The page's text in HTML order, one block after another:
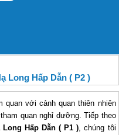
Long Hấp Dẫn ( P2 )
quan với cảnh quan thiên nhiên
quan nghỉ dưỡng. Tiếp theo
Hấp Dẫn ( P1 ), chúng tôi